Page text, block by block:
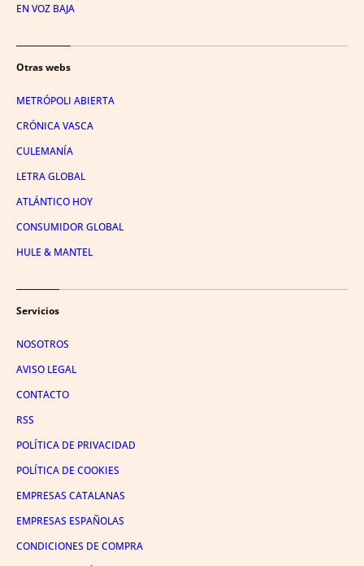
EN VOZ BAJA
Otras webs
METRÓPOLI ABIERTA
CRÓNICA VASCA
CULEMANÍA
LETRA GLOBAL
ATLÁNTICO HOY
CONSUMIDOR GLOBAL
HULE & MANTEL
Servicios
NOSOTROS
AVISO LEGAL
CONTACTO
RSS
POLÍTICA DE PRIVACIDAD
POLÍTICA DE COOKIES
EMPRESAS CATALANAS
EMPRESAS ESPAÑOLAS
CONDICIONES DE COMPRA